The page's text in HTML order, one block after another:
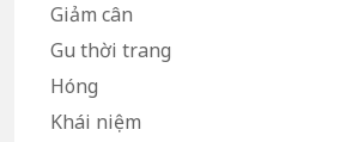
Giảm cân
Gu thời trang
Hóng
Khái niệm